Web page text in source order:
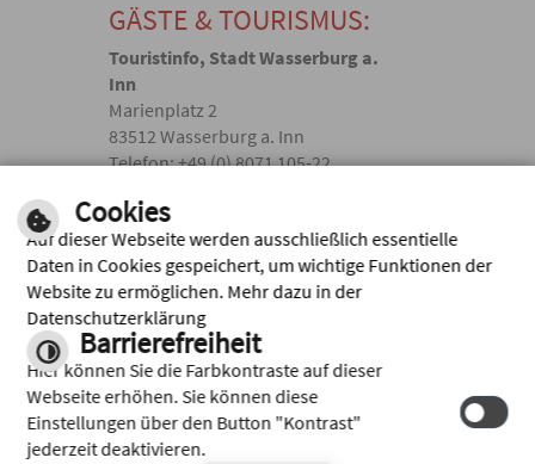
GÄSTE & TOURISMUS:
Touristinfo, Stadt Wasserburg a.
Inn
Marienplatz 2
83512 Wasserburg a. Inn
Telefon: +49 (0) 8071 105-22
Facebook
Instagram
Cookies
Auf dieser Webseite werden ausschließlich essentielle
Daten in Cookies gespeichert, um wichtige Funktionen der
Website zu ermöglichen. Mehr dazu in der
Datenschutzerklärung
Barrierefreiheit
Hier können Sie die Farbkontraste auf dieser
Webseite erhöhen. Sie können diese
Einstellungen über den Button "Kontrast"
jederzeit deaktivieren.